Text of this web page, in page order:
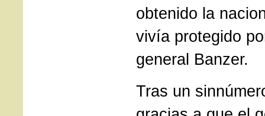
obtenido la
vivía protegido
general Banzer.
Tras un